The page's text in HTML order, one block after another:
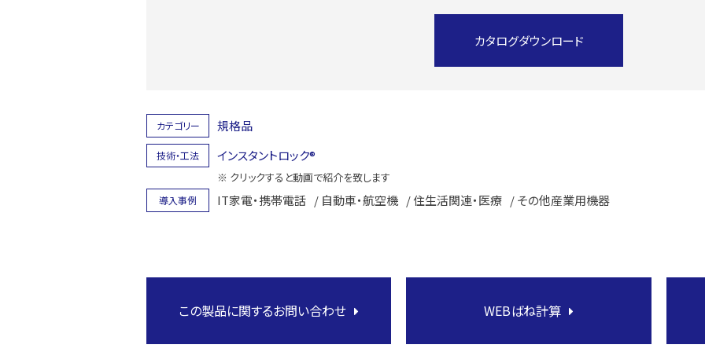
カタログダウンロード
カテゴリー 規格品
技術・工法 インスタントロック®
※ クリックすると動画で紹介を致します
導入事例 IT家電・携帯電話 / 自動車・航空機 / 住生活関連・医療 / その他産業用機器
この製品に関するお問い合わせ WEBばね計算